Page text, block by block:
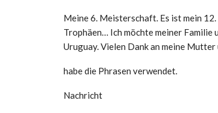
Meine 6. Meisterschaft. Es ist mein
Trophäen… Ich möchte meiner Familie
Uruguay. Vielen Dank an meine
habe die Phrasen verwendet.
Nachricht